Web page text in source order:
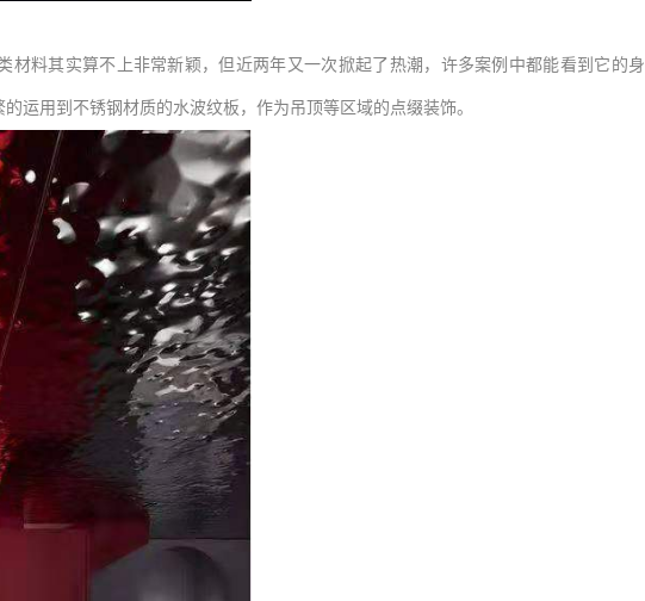
材料其实算不上非常新颖，但近两年又一次掀起了热潮，许多案例中都能看到它的身
运用到不锈钢材质的水波纹板，作为吊顶等区域的点缀装饰。